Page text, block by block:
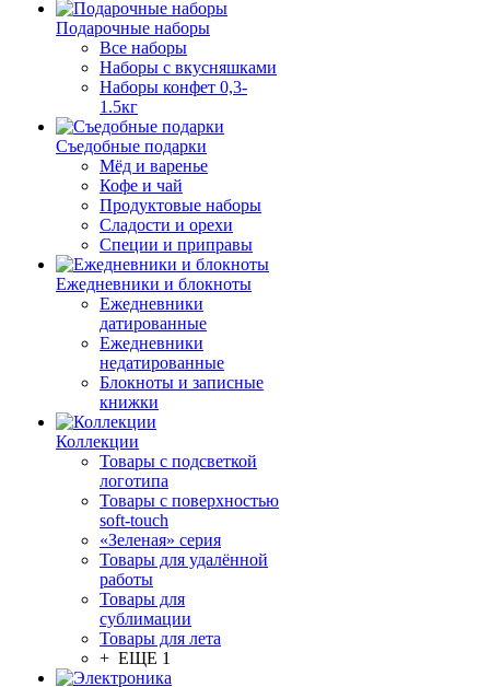
Подарочные наборы
Все наборы
Наборы с вкусняшками
Наборы конфет 0,3-
1.5кг
Съедобные подарки
Мёд и варенье
Кофе и чай
Продуктовые наборы
Сладости и орехи
Специи и приправы
Ежедневники и блокноты
Ежедневники
датированные
Ежедневники
недатированные
Блокноты и записные
книжки
Коллекции
Товары с подсветкой
логотипа
Товары с поверхностью
soft-touch
«Зеленая» серия
Товары для удалённой
работы
Товары для
сублимации
Товары для лета
+ ЕЩЕ 1